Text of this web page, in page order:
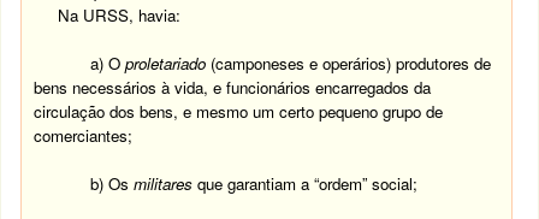
Na URSS, havia:
a) Oproletariado (camponeses e operários) produtores de
bens necessários à vida, e funcionários encarregados da
circulação dos bens, e mesmo um certo pequeno grupo de
comerciantes;
b) Osmilitares que garantiam a “ordem” social;